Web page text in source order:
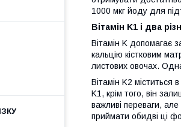
1000 мкг йоду для
Вітамін K1 і два
Вітамін K допомагає
кальцію кістковим
листових овочах.
Вітамін K2 міститься
K1, крім того, він
важливі переваги,
приймати обидві ці